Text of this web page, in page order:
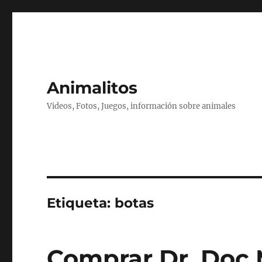
Animalitos
Videos, Fotos, Juegos, información sobre animales
Etiqueta: botas